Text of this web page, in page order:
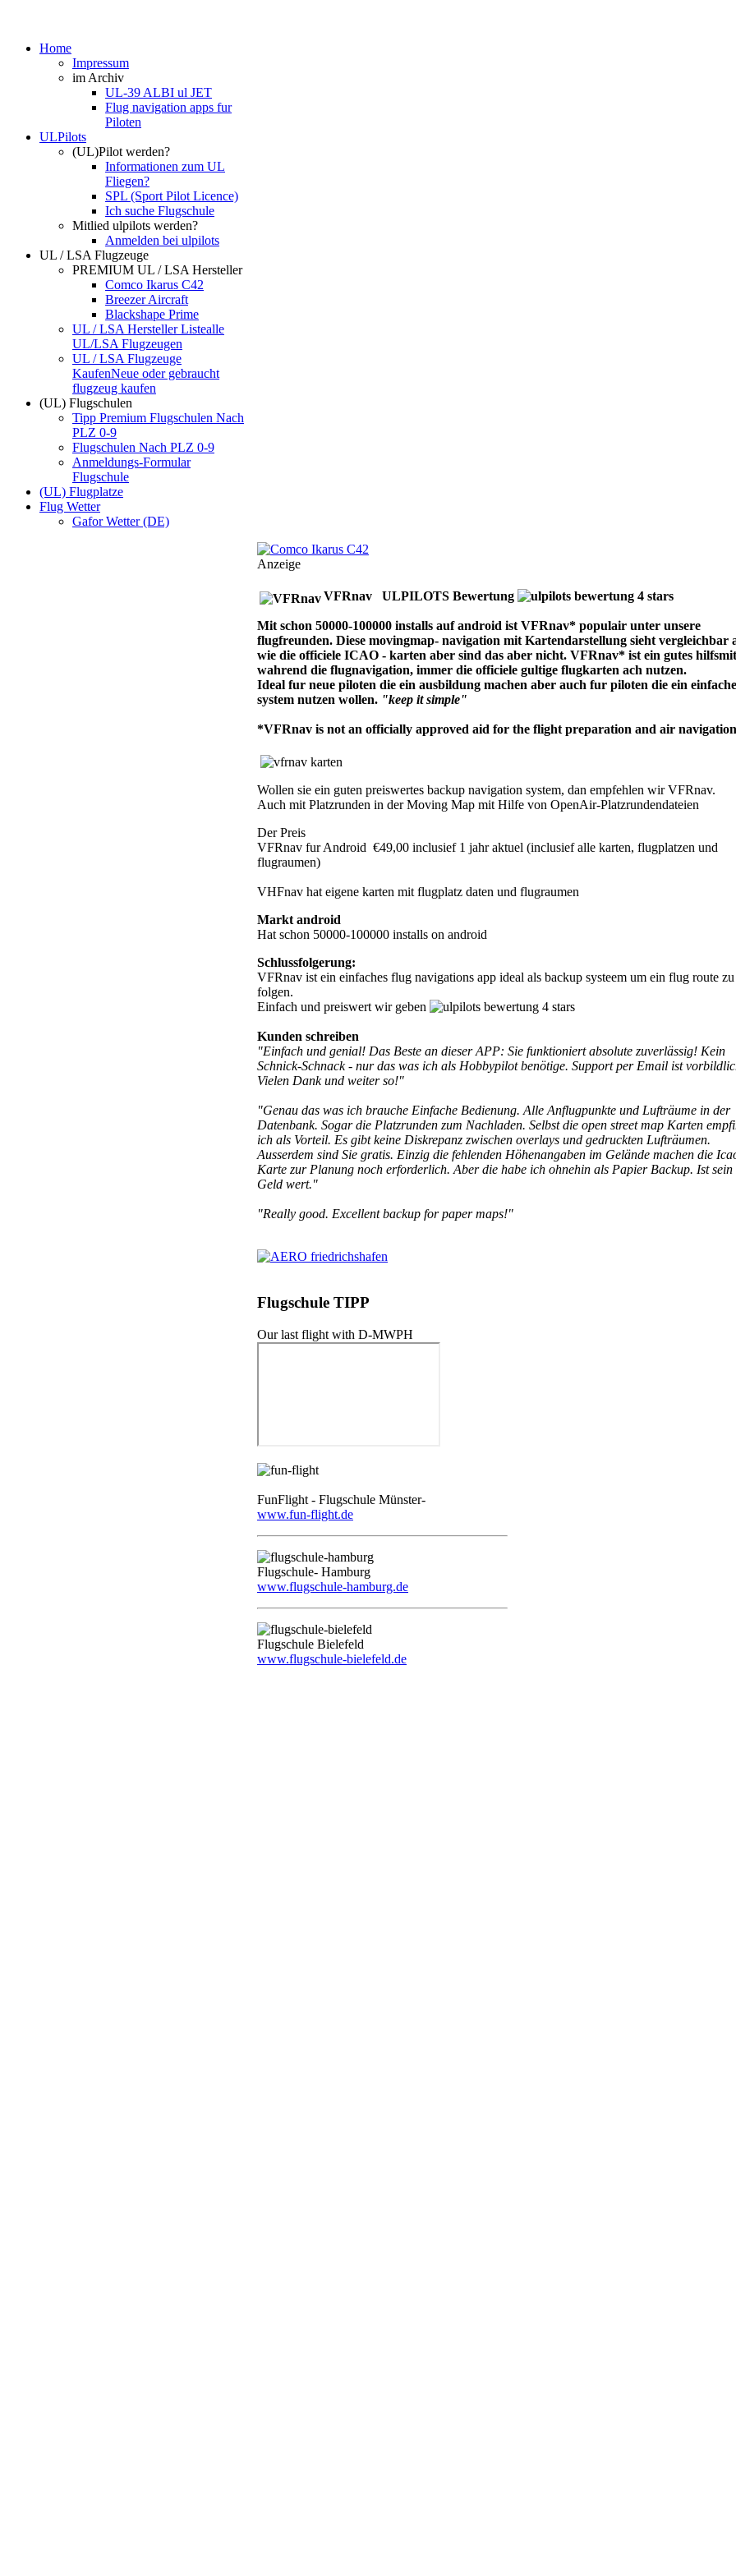
Home
Impressum
im Archiv
UL-39 ALBI ul JET
Flug navigation apps fur
Piloten
ULPilots
(UL)Pilot werden?
Informationen zum UL
Fliegen?
SPL (Sport Pilot Licence)
Ich suche Flugschule
Mitlied ulpilots werden?
Anmelden bei ulpilots
UL / LSA Flugzeuge
PREMIUM UL / LSA Hersteller
Comco Ikarus C42
Breezer Aircraft
Blackshape Prime
UL / LSA Hersteller Listealle
UL/LSA Flugzeugen
UL / LSA Flugzeuge
KaufenNeue oder gebraucht
flugzeug kaufen
(UL) Flugschulen
Tipp Premium Flugschulen Nach
PLZ 0-9
Flugschulen Nach PLZ 0-9
Anmeldungs-Formular
Flugschule
(UL) Flugplatze
Flug Wetter
Gafor Wetter (DE)
Anzeige
VFRnav ULPILOTS Bewertung
Mit schon 50000-100000 installs auf android ist VFRnav* populair unter unsere
flugfreunden. Diese movingmap- navigation mit Kartendarstellung sieht vergleichbar
wie die officiele ICAO - karten aber sind das aber nicht. VFRnav* ist ein gutes
wahrend die flugnavigation, immer die officiele gultige flugkarten ach nutzen.
Ideal fur neue piloten die ein ausbildung machen aber auch fur piloten die ein
system nutzen wollen. "keep it simple"
*VFRnav is not an officially approved aid for the flight preparation and air
Wollen sie ein guten preiswertes backup navigation system, dan empfehlen wir VFRnav.
Auch mit Platzrunden in der Moving Map mit Hilfe von OpenAir-Platzrundendateien
Der Preis
VFRnav fur Android €49,00 inclusief 1 jahr aktuel (inclusief alle karten, flugplatzen und
flugraumen)
VHFnav hat eigene karten mit flugplatz daten und flugraumen
Markt android
Hat schon 50000-100000 installs on android
Schlussfolgerung:
VFRnav ist ein einfaches flug navigations app ideal als backup systeem um ein flug route zu
folgen.
Einfach und preiswert wir geben
Kunden schreiben
"Einfach und genial! Das Beste an dieser APP: Sie funktioniert absolute zuverlässig! Kein
Schnick-Schnack - nur das was ich als Hobbypilot benötige. Support per Email ist
Vielen Dank und weiter so!"
"Genau das was ich brauche Einfache Bedienung. Alle Anflugpunkte und Lufträume in der
Datenbank. Sogar die Platzrunden zum Nachladen. Selbst die open street map Karten
ich als Vorteil. Es gibt keine Diskrepanz zwischen overlays und gedruckten Lufträumen.
Ausserdem sind Sie gratis. Einzig die fehlenden Höhenangaben im Gelände machen die
Karte zur Planung noch erforderlich. Aber die habe ich ohnehin als Papier Backup. Ist sein
Geld wert."
"Really good. Excellent backup for paper maps!"
Flugschule TIPP
Our last flight with D-MWPH
FunFlight - Flugschule Münster-
www.fun-flight.de
Flugschule- Hamburg
www.flugschule-hamburg.de
Flugschule Bielefeld
www.flugschule-bielefeld.de